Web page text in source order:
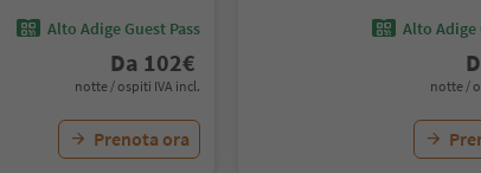
Alto Adige Guest Pass
Da 102€
notte / ospiti IVA incl.
Prenota ora
Alto Adige
notte /